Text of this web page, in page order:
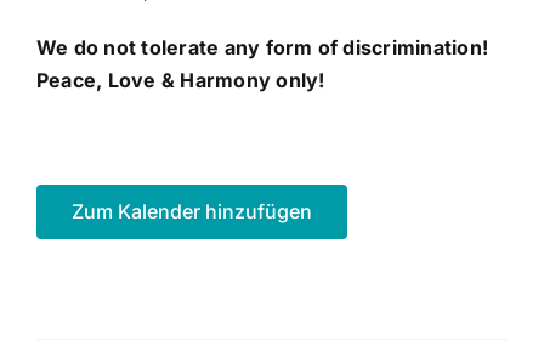
We do not tolerate any form of discrimination!
Peace, Love & Harmony only!
Zum Kalender hinzufügen